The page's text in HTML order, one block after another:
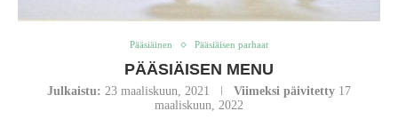
Pääsiäinen Pääsiäisen parhaat
PÄÄSIÄISEN MENU
Julkaistu: 23 maaliskuun, 2021 Viimeksi päivitetty 17
maaliskuun, 2022